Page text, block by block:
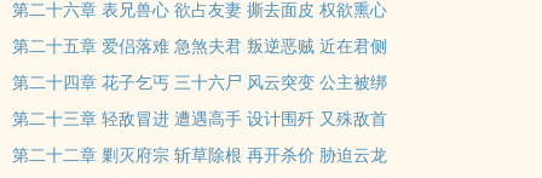
第二十六章 表兄兽心 欲占友妻 撕去面皮 权欲熏心
第二十五章 爱侣落难 急煞夫君 叛逆恶贼 近在君侧
第二十四章 花子乞丐 三十六尸 风云突变 公主被绑
第二十三章 轻敌冒进 遭遇高手 设计围歼 又殊敌首
第二十二章 剿灭府宗 斩草除根 再开杀价 胁迫云龙